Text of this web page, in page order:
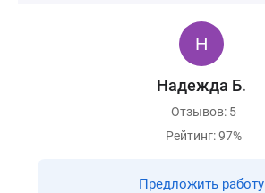
Надежда Б.
Отзывов: 5
Рейтинг: 97%
Предложить работу